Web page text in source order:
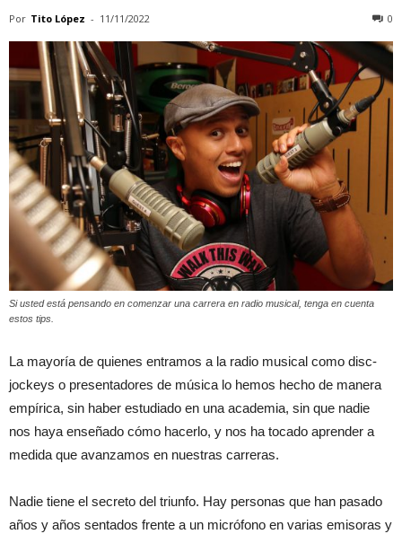
Por Tito López - 11/11/2022 0
Si usted está pensando en comenzar una carrera en radio musical, tenga en cuenta
estos tips.
La mayoría de quienes entramos a la radio musical como disc-
jockeys o presentadores de música lo hemos hecho de manera
empírica, sin haber estudiado en una academia, sin que nadie
nos haya enseñado cómo hacerlo, y nos ha tocado aprender a
medida que avanzamos en nuestras carreras.
Nadie tiene el secreto del triunfo. Hay personas que han pasado
años y años sentados frente a un micrófono en varias emisoras y